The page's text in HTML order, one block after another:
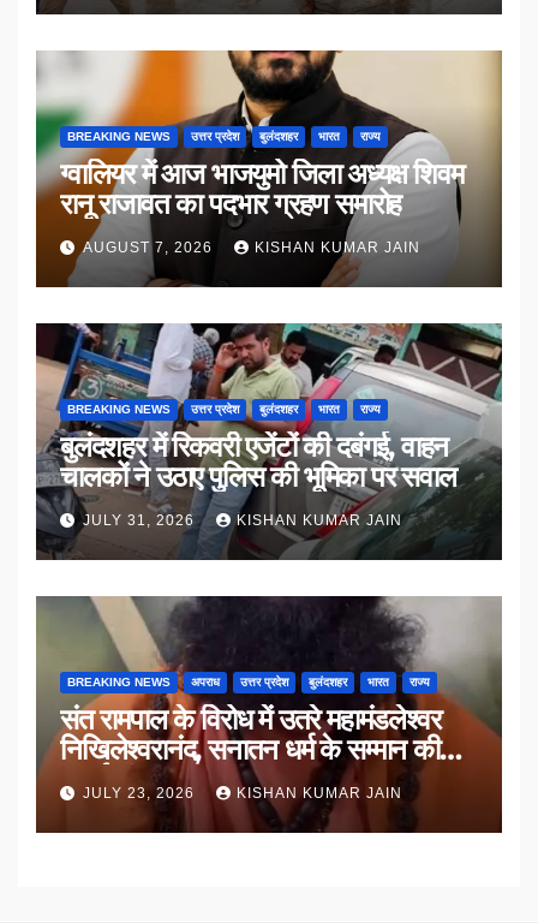
BREAKING NEWS उत्तर प्रदेश बुलंदशहर भारत राज्य
ग्वालियर में आज भाजयुमो जिला अध्यक्ष शिवम
रानू राजावत का पदभार ग्रहण समारोह
AUGUST 7, 2026 KISHAN KUMAR JAIN
BREAKING NEWS उत्तर प्रदेश बुलंदशहर भारत राज्य
बुलंदशहर में रिकवरी एजेंटों की दबंगई, वाहन
चालकों ने उठाए पुलिस की भूमिका पर सवाल
JULY 31, 2026 KISHAN KUMAR JAIN
BREAKING NEWS अपराध उत्तर प्रदेश बुलंदशहर भारत राज्य
संत रामपाल के विरोध में उतरे महामंडलेश्वर
निखिलेश्वरानंद, सनातन धर्म के सम्मान की
उठाई मांग
JULY 23, 2026 KISHAN KUMAR JAIN